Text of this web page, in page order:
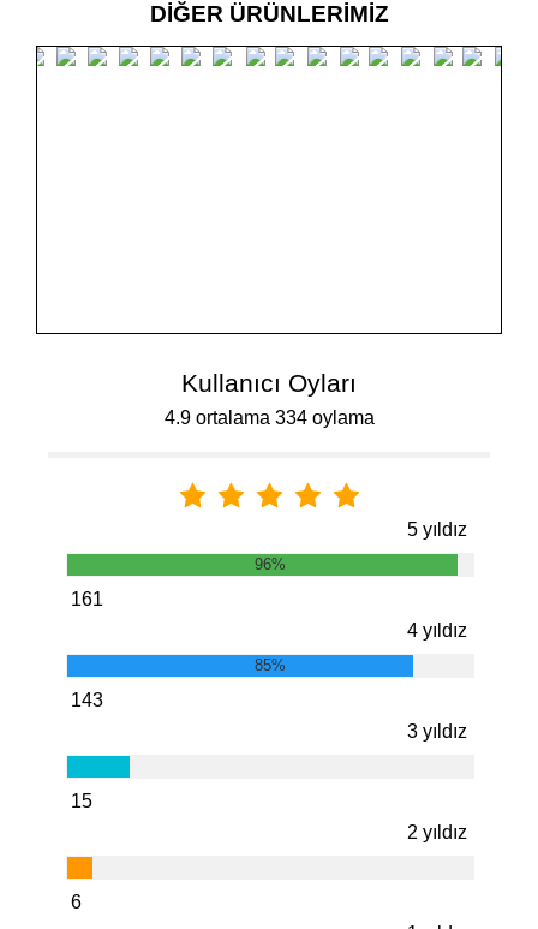
DİĞER ÜRÜNLERİMİZ
Kullanıcı Oyları
4.9 ortalama 334 oylama
5 yıldız
96%
161
4 yıldız
85%
143
3 yıldız
15
2 yıldız
6